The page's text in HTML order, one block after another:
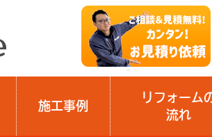
施工事例
リフォーム
流れ